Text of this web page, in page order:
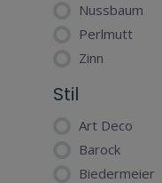
Nussbaum
Perlmutt
Zinn
Stil
Art Deco
Barock
Biedermeier